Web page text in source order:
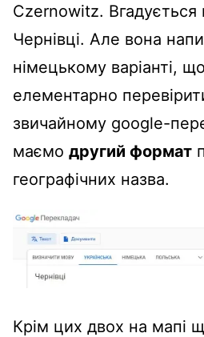
Czernowitz. Вгадується
Чернівці. Але вона
німецькому варіанті,
елементарно
звичайному google-
маємо другий формат
географічних назва.
Крім цих двох на мапі